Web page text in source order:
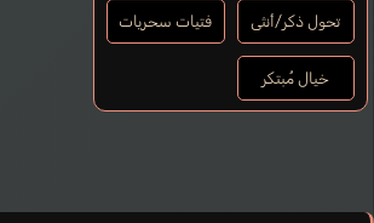
تحول ذكر/أنثى فتيات سحريات
خيال مُبتكر